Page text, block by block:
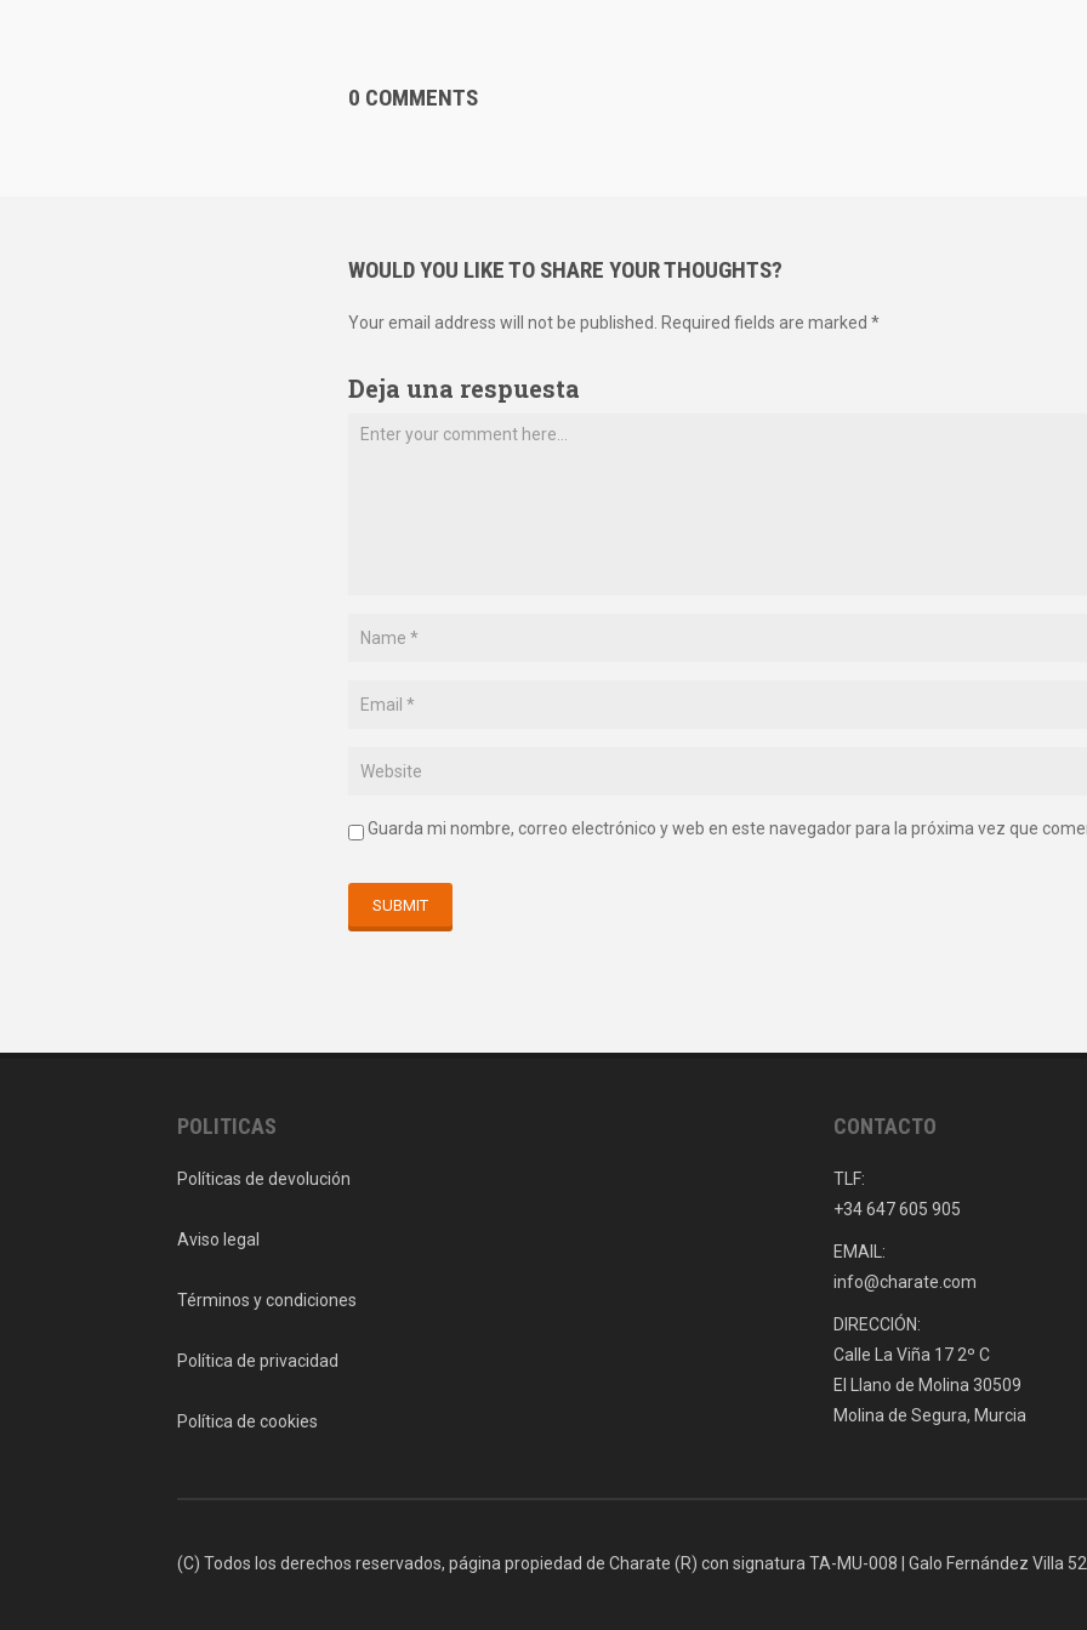
0 COMMENTS
WOULD YOU LIKE TO SHARE YOUR THOUGHTS?
Your email address will not be published. Required fields are marked *
Deja una respuesta
Guarda mi nombre, correo electrónico y web en este navegador para la próxima vez que
POLITICAS
Políticas de devolución
Aviso legal
Términos y condiciones
Política de privacidad
Política de cookies
CONTACTO
TLF:
+34 647 605 905
EMAIL:
info@charate.com
DIRECCIÓN:
Calle La Viña 17 2º C
El Llano de Molina 30509
Molina de Segura, Murcia
(C) Todos los derechos reservados, página propiedad de Charate (R) con signatura TA-MU-008 | Galo Fernández Villa